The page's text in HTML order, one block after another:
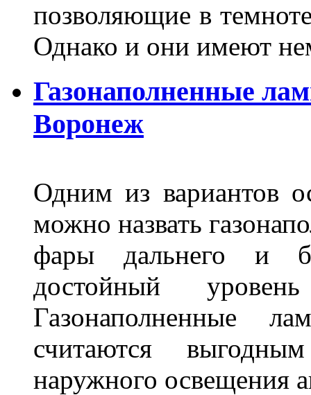
позволяющие в
Однако и они имеют
Газонаполненные
Воронеж
Одним из вариантов
можно назвать
фары дальнего и
достойный
Газонаполненные
считаются
наружного освещения